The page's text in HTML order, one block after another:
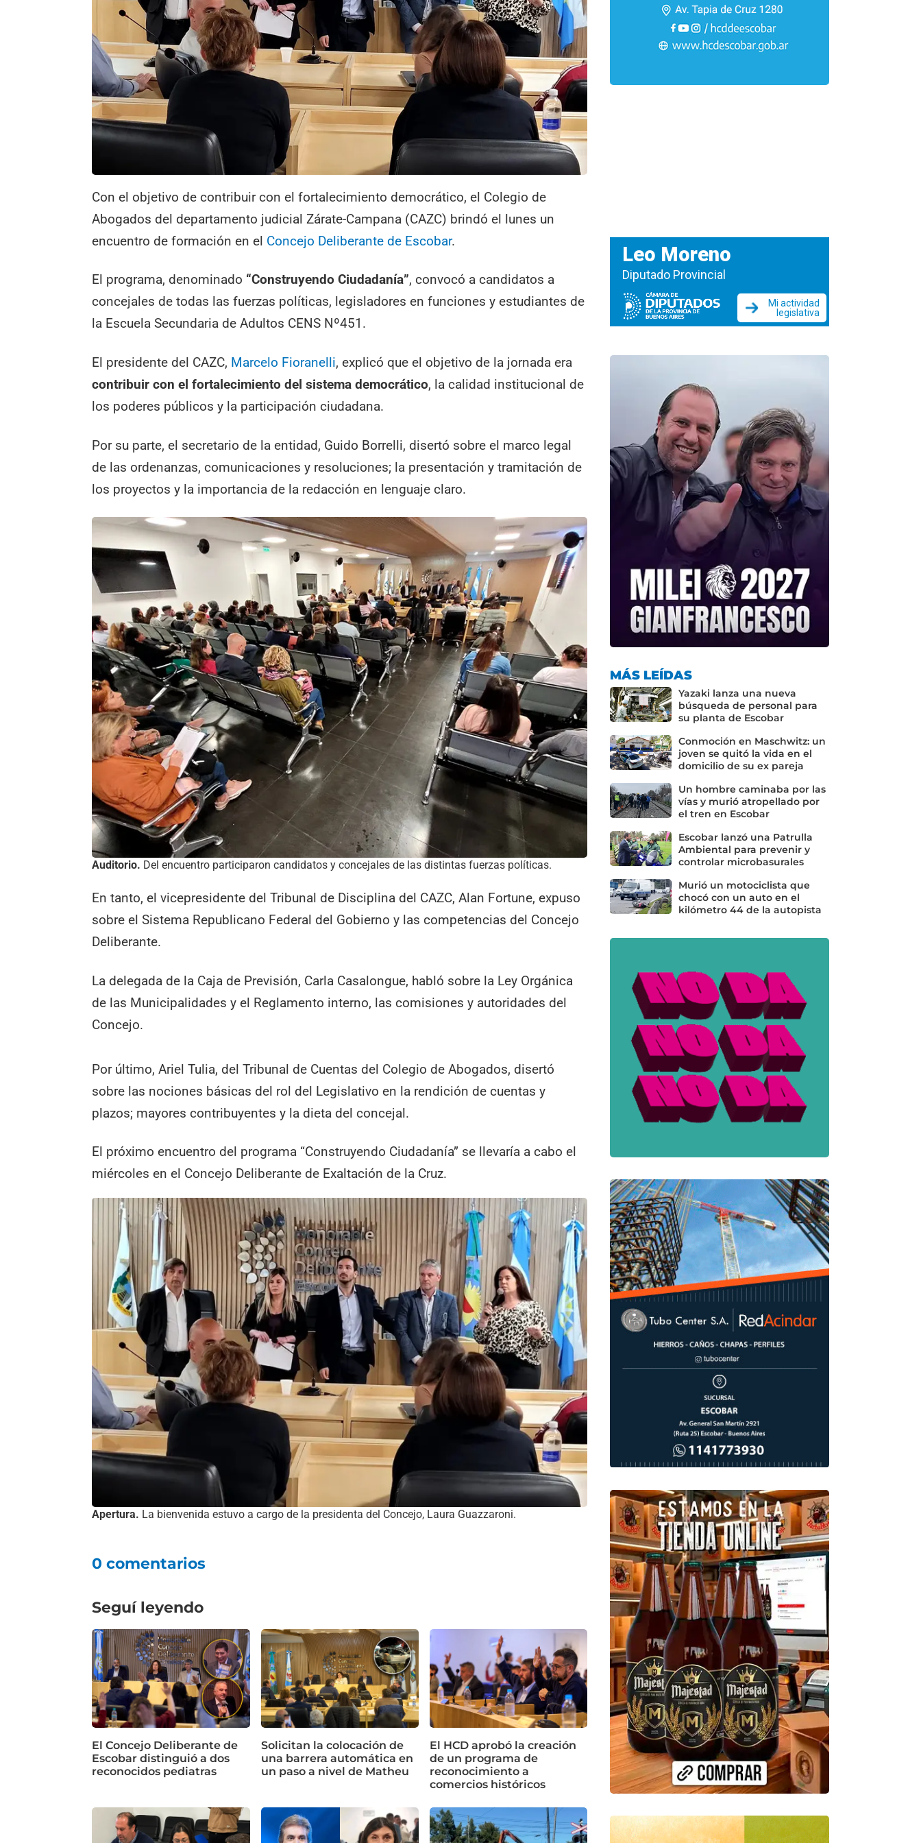
Con el objetivo de contribuir con el fortalecimiento democrático, el Colegio de
Abogados del departamento judicial Zárate-Campana (CAZC) brindó el lunes un
encuentro de formación en el Concejo Deliberante de Escobar.
El programa, denominado “Construyendo Ciudadanía”, convocó a candidatos a
concejales de todas las fuerzas políticas, legisladores en funciones y estudiantes de
la Escuela Secundaria de Adultos CENS Nº451.
El presidente del CAZC, Marcelo Fioranelli, explicó que el objetivo de la jornada era
contribuir con el fortalecimiento del sistema democrático, la calidad institucional de
los poderes públicos y la participación ciudadana.
Por su parte, el secretario de la entidad, Guido Borrelli, disertó sobre el marco legal
de las ordenanzas, comunicaciones y resoluciones; la presentación y tramitación de
los proyectos y la importancia de la redacción en lenguaje claro.
Auditorio. Del encuentro participaron candidatos y concejales de las distintas fuerzas políticas.
En tanto, el vicepresidente del Tribunal de Disciplina del CAZC, Alan Fortune, expuso
sobre el Sistema Republicano Federal del Gobierno y las competencias del Concejo
Deliberante.
La delegada de la Caja de Previsión, Carla Casalongue, habló sobre la Ley Orgánica
de las Municipalidades y el Reglamento interno, las comisiones y autoridades del
Concejo.
Por último, Ariel Tulia, del Tribunal de Cuentas del Colegio de Abogados, disertó
sobre las nociones básicas del rol del Legislativo en la rendición de cuentas y
plazos; mayores contribuyentes y la dieta del concejal.
El próximo encuentro del programa “Construyendo Ciudadanía” se llevaría a cabo el
miércoles en el Concejo Deliberante de Exaltación de la Cruz.
Apertura. La bienvenida estuvo a cargo de la presidenta del Concejo, Laura Guazzaroni.
0 comentarios
Seguí leyendo
El Concejo Deliberante de
Escobar distinguió a dos
reconocidos pediatras
Solicitan la colocación de
una barrera automática en
un paso a nivel de Matheu
El HCD aprobó la creación
de un programa de
reconocimiento a
comercios históricos
MÁS LEÍDAS
Yazaki lanza una nueva
búsqueda de personal para
su planta de Escobar
Conmoción en Maschwitz: un
joven se quitó la vida en el
domicilio de su ex pareja
Un hombre caminaba por las
vías y murió atropellado por
el tren en Escobar
Escobar lanzó una Patrulla
Ambiental para prevenir y
controlar microbasurales
Murió un motociclista que
chocó con un auto en el
kilómetro 44 de la autopista